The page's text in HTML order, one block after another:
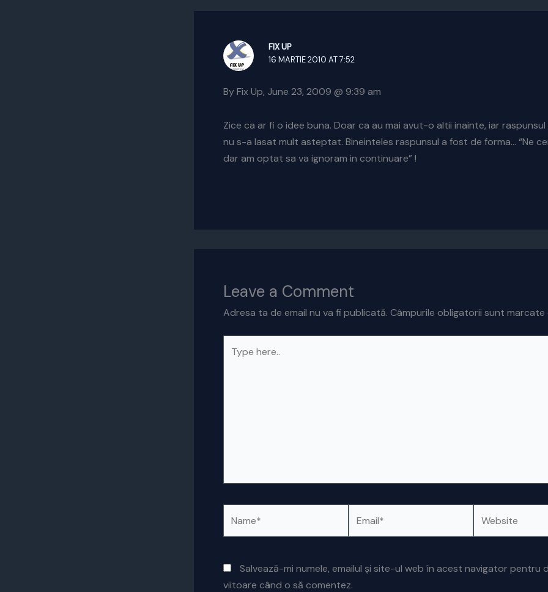
FIX UP
16 MARTIE 2010 AT 7:52
By Fix Up, June 23, 2009 @ 9:39 am
Zice ca ar fi o idee buna. Doar ca au mai avut-o altii inainte, iar raspunsul
nu s-a lasat mult asteptat. Bineinteles raspunsul a fost de forma… “Ne
dar am optat sa va ignoram in continuare” !
Leave a Comment
Adresa ta de email nu va fi publicată. Câmpurile obligatorii sunt
here..
Salvează-mi numele, emailul și site-ul web în acest navigator pentru
viitoare când o să comentez.